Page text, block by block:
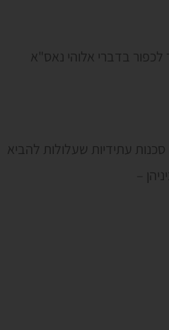
לכפור בדברי אלוהי נאס"א
סכנות עתידיות שעלולות להביא
–